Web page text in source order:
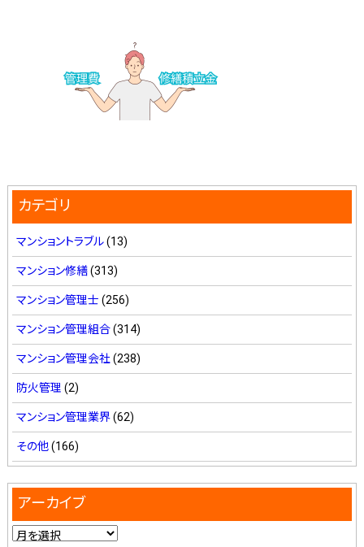
カテゴリ
マンショントラブル(13)
マンション修繕(313)
マンション管理士 (256)
マンション管理組合(314)
マンション管理会社 (238)
防火管理 (2)
マンション管理業界(62)
その他(166)
アーカイブ